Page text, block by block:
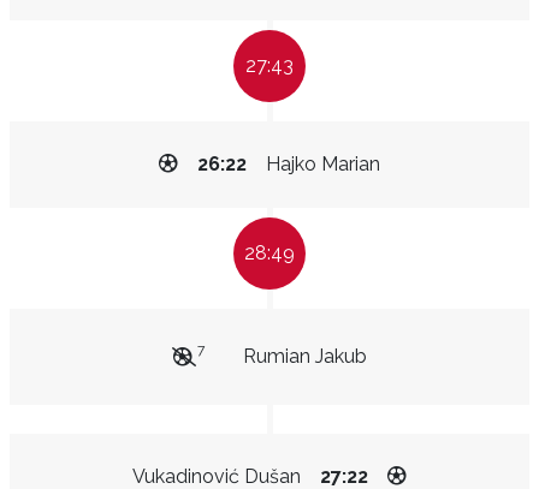
27:43
Hajko Marian
26:22
28:49
Rumian Jakub
7
Vukadinović Dušan 27:22